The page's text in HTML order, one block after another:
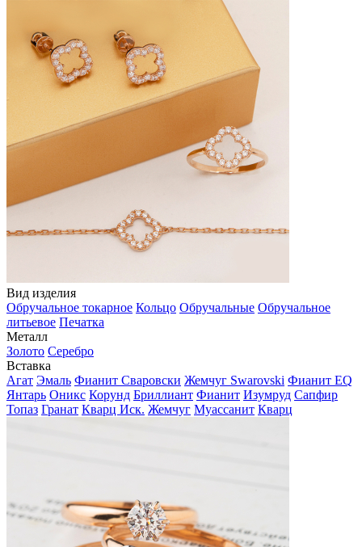
Вид изделия
Обручальное токарное Кольцо Обручальные Обручальное
литьевое Печатка
Металл
Золото Серебро
Вставка
Агат Эмаль Фианит Сваровски Жемчуг Swarovski Фианит EQ
Янтарь Оникс Корунд Бриллиант Фианит Изумруд Сапфир
Топаз Гранат Кварц Иск. Жемчуг Муассанит Кварц